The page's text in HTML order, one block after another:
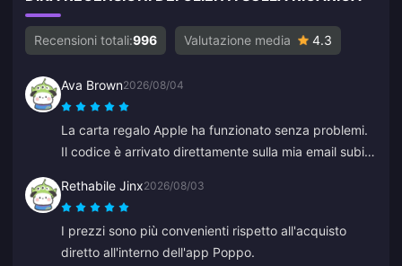
Recensioni totali:996 Valutazione media 4.3
Ava Brown2026/08/04
La carta regalo Apple ha funzionato senza problemi.
Il codice è arrivato direttamente sulla mia email subito
Rethabile Jinx2026/08/03
I prezzi sono più convenienti rispetto all'acquisto
diretto all'interno dell'app Poppo.